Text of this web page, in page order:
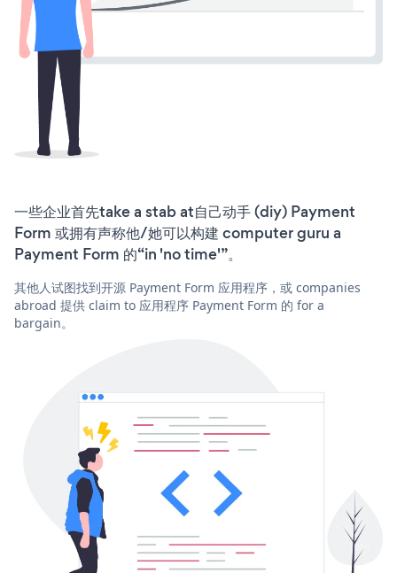
一些企业首先take a stab at自己动手 (diy) Payment
Form 或拥有声称他/她可以构建 computer guru a
Payment Form 的“in 'no time'”。
其他人试图找到开源 Payment Form 应用程序，或 companies
abroad 提供 claim to 应用程序 Payment Form 的 for a
bargain。